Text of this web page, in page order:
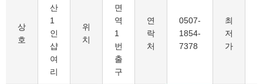
상
호
산
1
인
샵
여
리
위
치
면
역
1
번
출
구
연
락
처
0507-
1854-
7378
최
저
가